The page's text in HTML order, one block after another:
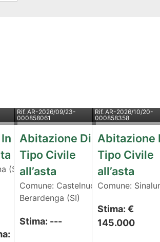
(SI)
Rif. AR-2026/09/23-
000858061
Abitazione Di
Tipo Civile
all’asta
Comune: Castelnuovo
Berardenga (SI)
Stima: ---
Rif.AR-2026/10/20-
000858358
Abitazione
Tipo Civile
all’asta
Comune:
Stima: €
145.000